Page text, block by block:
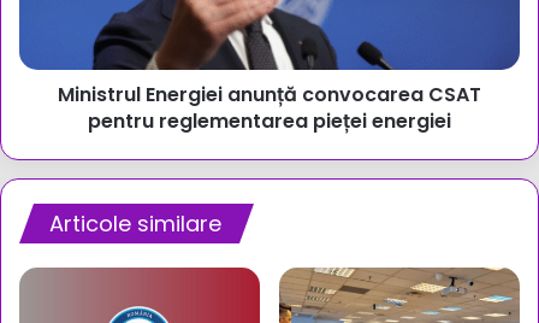
reglementarea
energiei
Ministrul Energiei anunță convocarea CSAT
pentru reglementarea pieței energiei
Articole similare